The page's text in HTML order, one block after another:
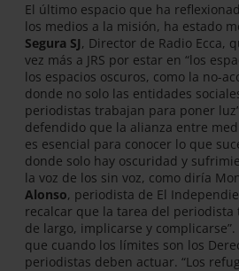
El último espacio que ha
los medios a la misión, ha estado
Segura SJ, Director de Radio Ecca,
vez más a JRS por estar en “los
los espacios oscuros, como la no-
donde no solo las entidades
periodistas trabajan para poner
defendido que la alianza entre
es esencial para conocer lo que
donde solo hay oscuridad y
la voz de los sin voz, como diría
Alonso, periodista de El
recalcar que la tarea del periodista
de largo, implicarse y
que cuando los límites son los
periodistas deben actuar. “Los